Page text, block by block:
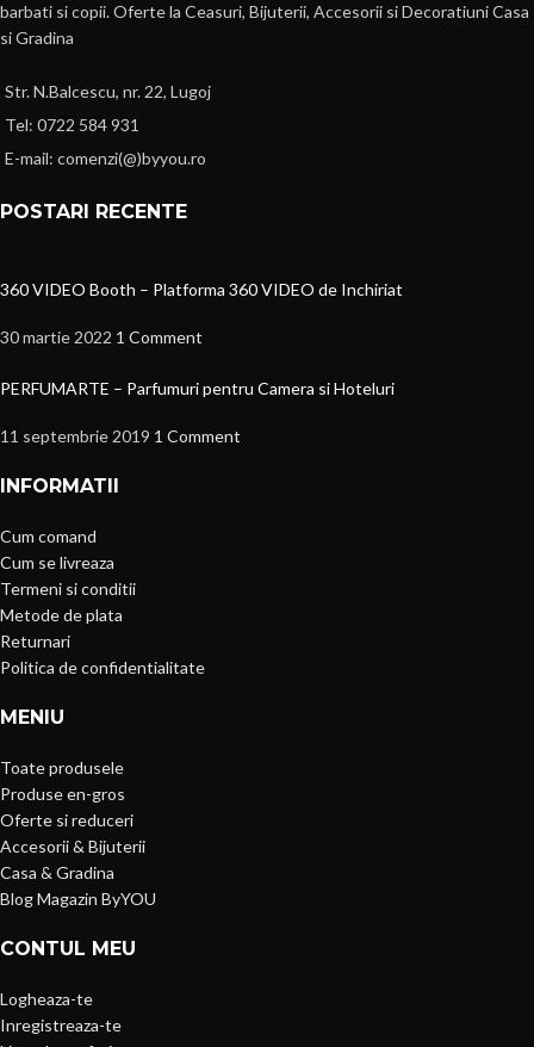
barbati si copii. Oferte la Ceasuri, Bijuterii, Accesorii si Decoratiuni Casa
si Gradina
Str. N.Balcescu, nr. 22, Lugoj
Tel: 0722 584 931
E-mail: comenzi(@)byyou.ro
POSTARI RECENTE
360 VIDEO Booth – Platforma 360 VIDEO de Inchiriat
30 martie 2022 1 Comment
PERFUMARTE – Parfumuri pentru Camera si Hoteluri
11 septembrie 2019 1 Comment
INFORMATII
Cum comand
Cum se livreaza
Termeni si conditii
Metode de plata
Returnari
Politica de confidentialitate
MENIU
Toate produsele
Produse en-gros
Oferte si reduceri
Accesorii & Bijuterii
Casa & Gradina
Blog Magazin ByYOU
CONTUL MEU
Logheaza-te
Inregistreaza-te